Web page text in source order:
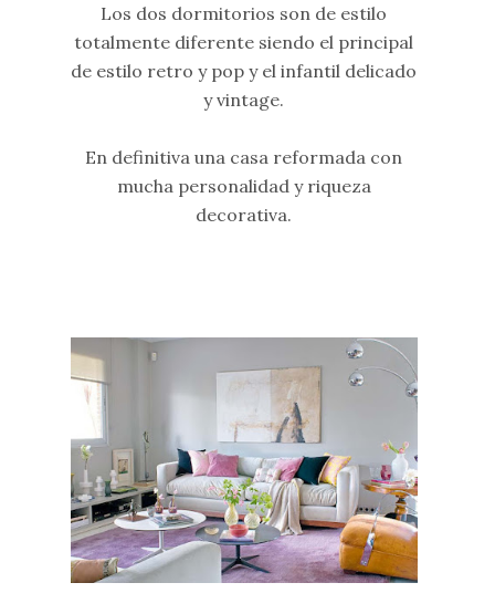
Los dos dormitorios son de estilo
totalmente diferente siendo el principal
de estilo retro y pop y el infantil delicado
y vintage.
En definitiva una casa reformada con
mucha personalidad y riqueza
decorativa.